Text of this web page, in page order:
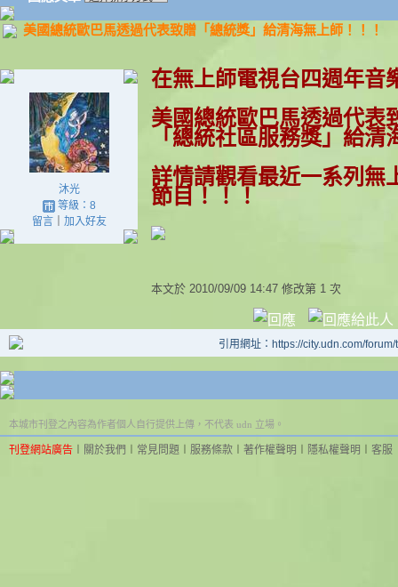
美國總統歐巴馬透過代表致贈「總統獎」給清海無上師！！！
沐光
等級：8
留言｜ 加入好友
在無上師電視台四週年音
美國總統歐巴馬透過代表
「總統社區服務獎」給清
詳情請觀看最近一系列無
節目！！！
本文於 2010/09/09 14:47 修改第 1 次
引用網址：https://city.udn.com/
本城市刊登之內容為作者個人自行提供上傳，不代表 udn 立場。
刊登網站廣告 關於我們 常見問題 服務條款 著作權聲明 隱私權聲明 客服